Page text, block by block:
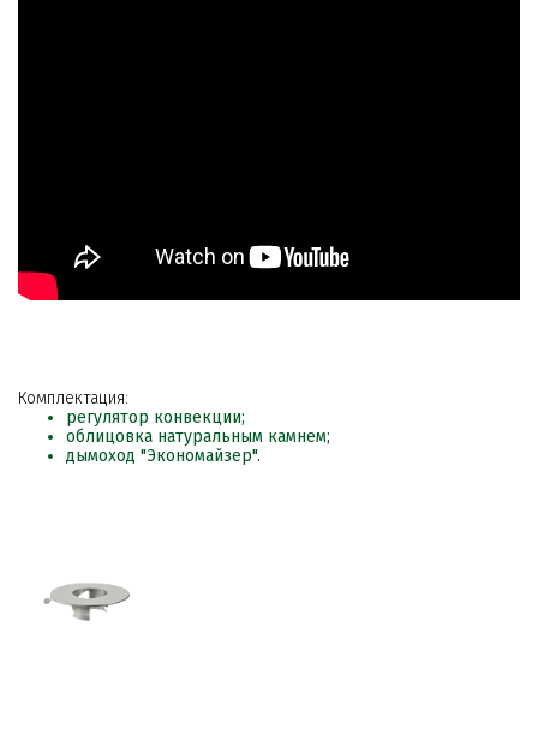
Комплектация:
регулятор конвекции;
облицовка натуральным камнем;
дымоход "Экономайзер".